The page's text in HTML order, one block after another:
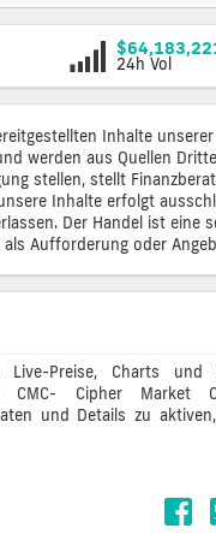
24h Vol
Inhalte
werden aus Quellen
stellen, stellt
Inhalte erfolgt
Der Handel ist
Aufforderung oder
Preise, Charts und
CMC- Cipher
und Details zu